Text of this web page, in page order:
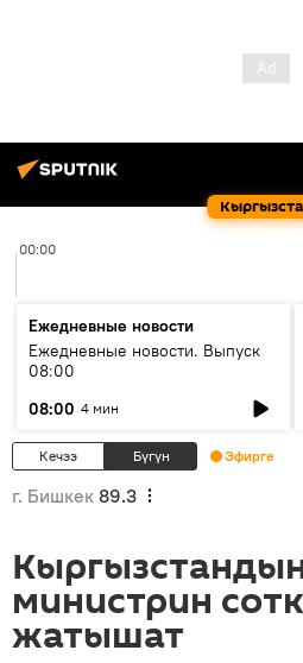
00:00
Ежедневные новости
Ежедневные новости. Выпуск
08:00
08:00 4 мин
Кечээ Бүгүн Эфирге
г. Бишкек 89.3
министрин
жатышат